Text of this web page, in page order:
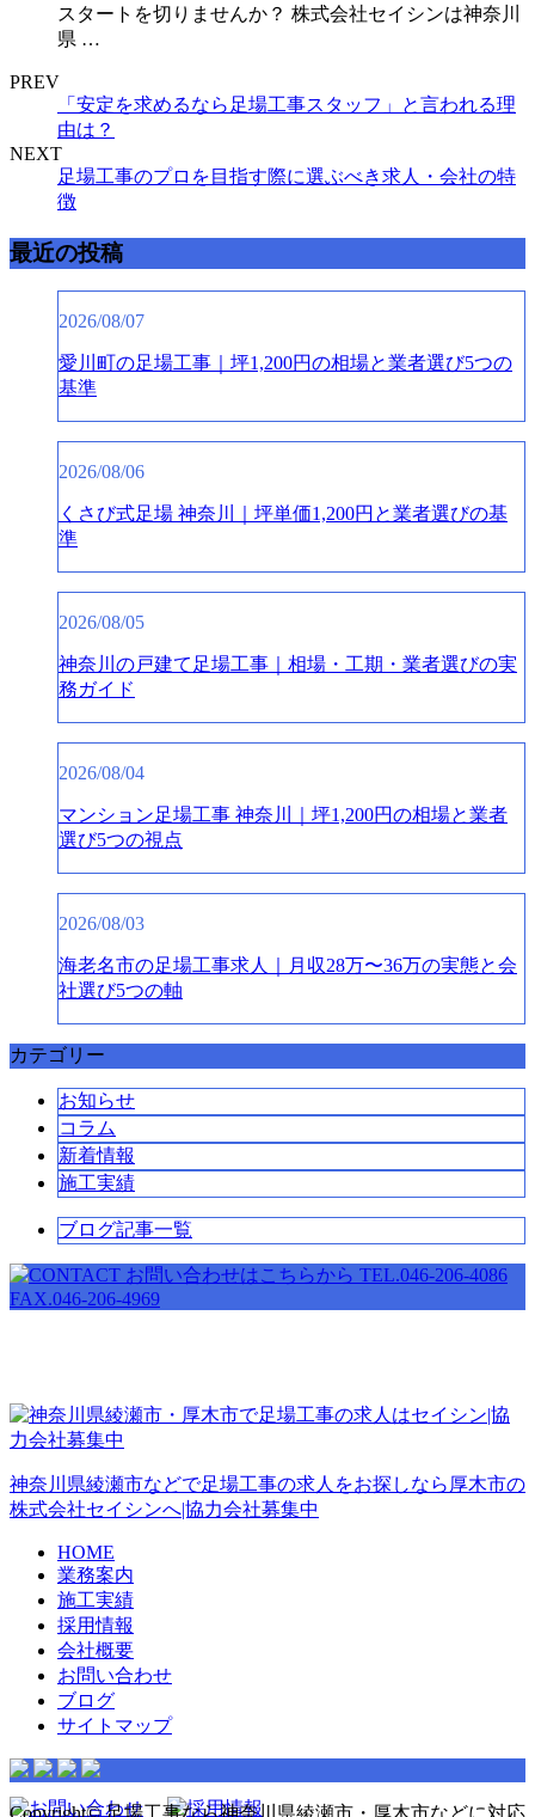
スタートを切りませんか？ 株式会社セイシンは神奈川
県 …
PREV
「安定を求めるなら足場工事スタッフ」と言われる理
由は？
NEXT
足場工事のプロを目指す際に選ぶべき求人・会社の特
徴
最近の投稿
2026/08/07
愛川町の足場工事｜坪1,200円の相場と業者選び5つの
基準
2026/08/06
くさび式足場 神奈川｜坪単価1,200円と業者選びの基
準
2026/08/05
神奈川の戸建て足場工事｜相場・工期・業者選びの実
務ガイド
2026/08/04
マンション足場工事 神奈川｜坪1,200円の相場と業者
選び5つの視点
2026/08/03
海老名市の足場工事求人｜月収28万〜36万の実態と会
社選び5つの軸
カテゴリー
お知らせ
コラム
新着情報
施工実績
ブログ記事一覧
神奈川県綾瀬市などで足場工事の求人をお探しなら厚木市の
株式会社セイシンへ|協力会社募集中
HOME
業務案内
施工実績
採用情報
会社概要
お問い合わせ
ブログ
サイトマップ